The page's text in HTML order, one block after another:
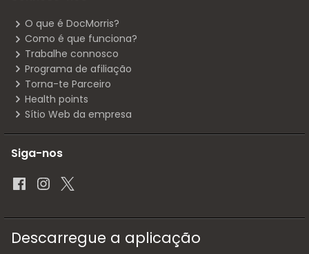
O que é DocMorris?
Como é que funciona?
Trabalhe connosco
Programa de afiliação
Torna-te Parceiro
Health points
Sítio Web da empresa
Siga-nos
Descarregue a aplicação